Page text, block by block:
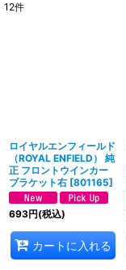
12件
ロイヤルエンフィールド
（ROYAL ENFIELD） 純
正 フロントウインカー
ブラケット右 [801165]
693円(税込)
カートに入れる